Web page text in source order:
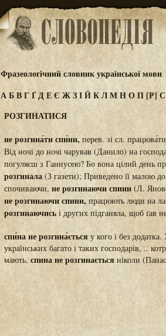
Фразеологічний словник української мови
АБВГҐДЕЄ ЖЗІЙКЛМНОП[Р] С
РОЗГИНАТИСЯ
не розгина́ти спи́ни, перев. зі сл.
Від ночі до ночі чарував (Данило) на
погуляєш з Ганнусею? Бо вона цілий день
розгинала (З газети); Приведено її малою
спочиваючи, не розгинаючи спини (Л.
не розгинаючи спини, працюють люди на
розгинаючись і других підганяла, щоб ґав
спи́на не розгина́ється у кого і без
українських багато і таких господарів, ..
мають,спина не розгинається ніколи